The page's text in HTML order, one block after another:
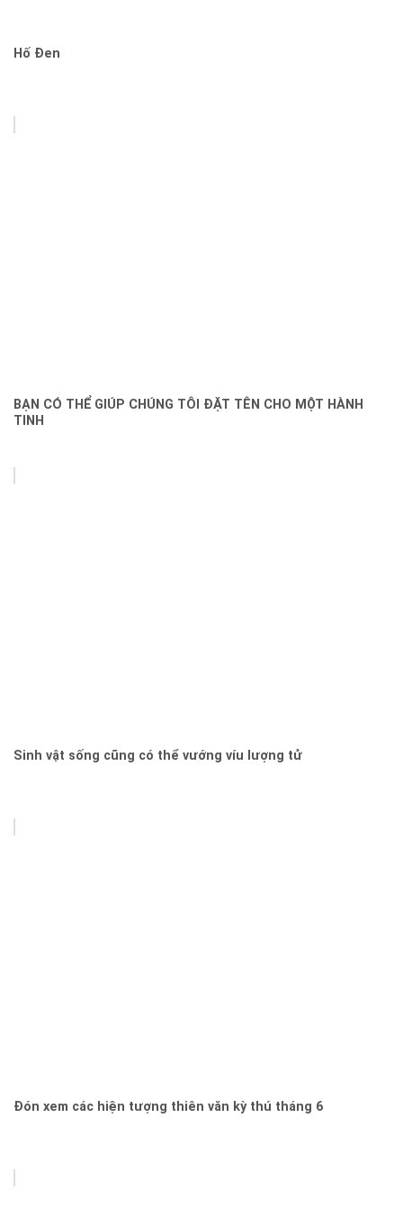
Hố Đen
BẠN CÓ THỂ GIÚP CHÚNG TÔI ĐẶT TÊN CHO MỘT HÀNH
TINH
Sinh vật sống cũng có thể vướng víu lượng tử
Đón xem các hiện tượng thiên văn kỳ thú tháng 6